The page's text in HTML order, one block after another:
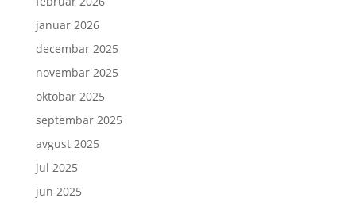
januar 2026
decembar 2025
novembar 2025
oktobar 2025
septembar 2025
avgust 2025
jul 2025
jun 2025